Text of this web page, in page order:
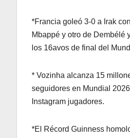
*Francia goleó 3-0 a Irak
Mbappé y otro de Dembélé
los 16avos de final del
* Vozinha alcanza 15
seguidores en Mundial
Instagram jugadores.
*El Récord Guinness